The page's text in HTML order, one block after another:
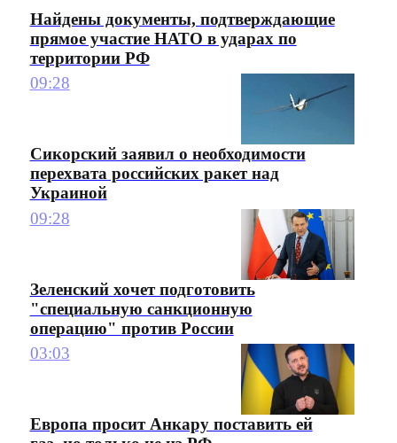
Найдены документы, подтверждающие
прямое участие НАТО в ударах по
территории РФ
09:28
Сикорский заявил о необходимости
перехвата российских ракет над
Украиной
09:28
Зеленский хочет подготовить
"специальную санкционную
операцию" против России
03:03
Европа просит Анкару поставить ей